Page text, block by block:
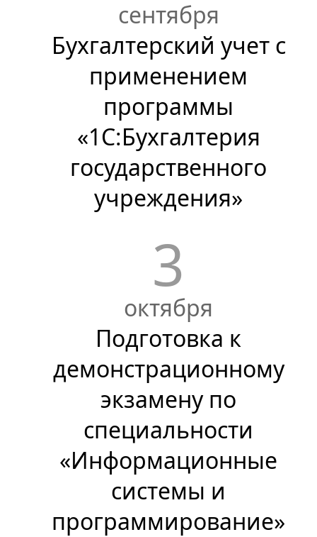
сентября
Бухгалтерский учет с
применением
программы
«1С:Бухгалтерия
государственного
учреждения»
3
октября
Подготовка к
демонстрационному
экзамену по
специальности
«Информационные
системы и
программирование»